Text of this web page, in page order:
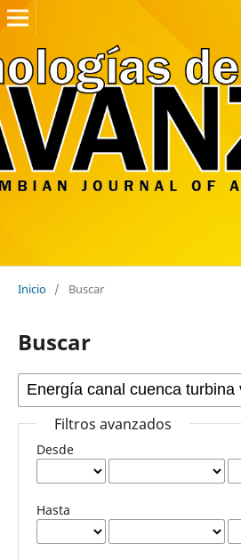
Inicio / Buscar
Buscar
Filtros avanzados
Desde
Hasta